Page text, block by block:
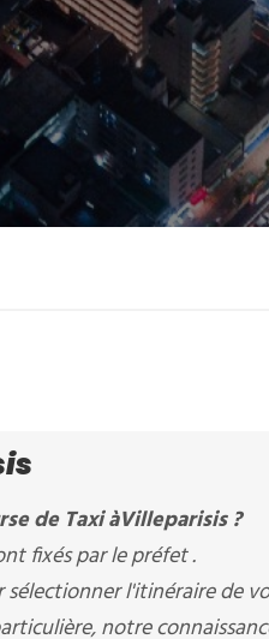
de Taxi àVilleparisis?
fixés par le préfet .
l'itinéraire de
notre